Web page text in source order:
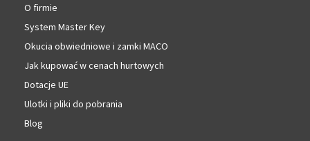
O firmie
System Master Key
Okucia obwiedniowe i zamki MACO
Jak kupować w cenach hurtowych
Dotacje UE
Ulotki i pliki do pobrania
Blog